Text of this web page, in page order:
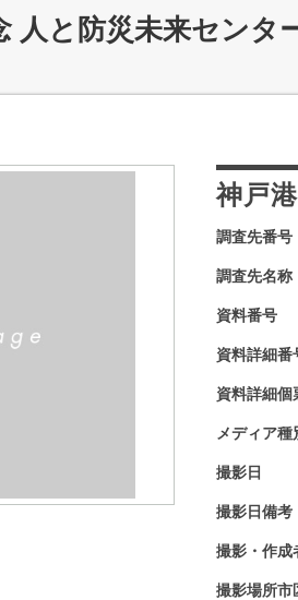
人と防災未来セン
神戸
調査先番号
調査先名称
資料番号
資料詳細番
資料詳細個
メディア種
撮影日
撮影日備考
撮影・作成
撮影場所市